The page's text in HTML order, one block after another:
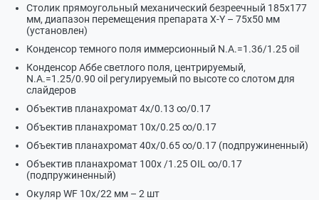
Столик прямоугольный механический безреечный 185х177
мм, диапазон перемещения препарата X-Y – 75х50 мм
(установлен)
Конденсор темного поля иммерсионный N.А.=1.36/1.25 oil
Конденсор Аббе светлого поля, центрируемый,
N.А.=1.25/0.90 oil регулируемый по высоте со слотом для
слайдеров
Объектив планахромат 4х/0.13 ∞/0.17
Объектив планахромат 10х/0.25 ∞/0.17
Объектив планахромат 40х/0.65 ∞/0.17 (подпружиненный)
Объектив планахромат 100х /1.25 OIL ∞/0.17
(подпружиненный)
Окуляр WF 10х/22 мм – 2 шт